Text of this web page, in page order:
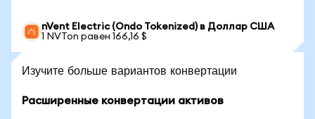
nVent Electric (Ondo Tokenized) в Доллар США
1 NVTon равен 166,16 $
Изучите больше вариантов конвертации
Расширенные конвертации активов